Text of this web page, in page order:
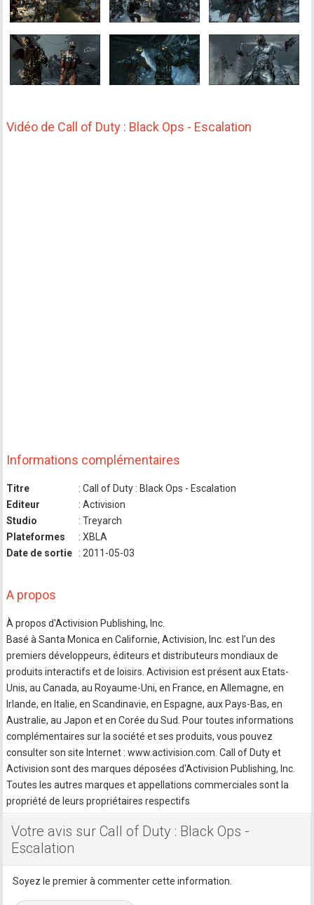
Vidéo de Call of Duty : Black Ops - Escalation
Informations complémentaires
Titre
: Call of Duty : Black Ops - Escalation
Editeur
: Activision
Studio
: Treyarch
Plateformes
: XBLA
Date de sortie
: 2011-05-03
A propos
À propos d'Activision Publishing, Inc.
Basé à Santa Monica en Californie, Activision, Inc. est l’un des
premiers développeurs, éditeurs et distributeurs mondiaux de
produits interactifs et de loisirs. Activision est présent aux Etats-
Unis, au Canada, au Royaume-Uni, en France, en Allemagne, en
Irlande, en Italie, en Scandinavie, en Espagne, aux Pays-Bas, en
Australie, au Japon et en Corée du Sud. Pour toutes informations
complémentaires sur la société et ses produits, vous pouvez
consulter son site Internet : www.activision.com. Call of Duty et
Activision sont des marques déposées d'Activision Publishing, Inc.
Toutes les autres marques et appellations commerciales sont la
propriété de leurs propriétaires respectifs
Votre avis sur Call of Duty : Black Ops -
Escalation
Soyez le premier à commenter cette information.